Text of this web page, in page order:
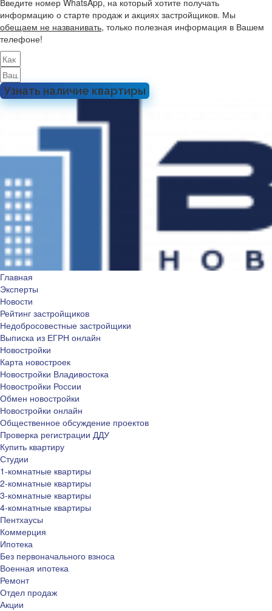
Введите номер WhatsApp, на который хотите получать
информацию о старте продаж и акциях застройщиков. Мы
обещаем не названивать, только полезная информация в Вашем
телефоне!
Узнать наличие квартиры
Главная
Эксперты
Новости
Рейтинг застройщиков
Недобросовестные застройщики
Выписка из ЕГРН онлайн
Новостройки
Карта новостроек
Новостройки Владивостока
Новостройки России
Обмен новостройки
Новостройки онлайн
Общественное обсуждение проектов
Проверка регистрации ДДУ
Купить квартиру
Студии
1-комнатные квартиры
2-комнатные квартиры
3-комнатные квартиры
4-комнатные квартиры
Пентхаусы
Коммерция
Ипотека
Без первоначального взноса
Военная ипотека
Ремонт
Отдел продаж
Акции